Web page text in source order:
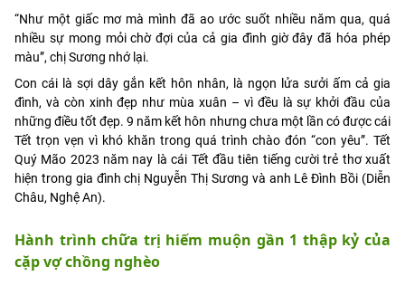
“Như một giấc mơ mà mình đã ao ước suốt nhiều năm qua, quá
nhiều sự mong mỏi chờ đợi của cả gia đình giờ đây đã hóa phép
màu”, chị Sương nhớ lại.
Con cái là sợi dây gắn kết hôn nhân, là ngọn lửa sưởi ấm cả gia
đình, và còn xinh đẹp như mùa xuân – vì đều là sự khởi đầu của
những điều tốt đẹp. 9 năm kết hôn nhưng chưa một lần có được cái
Tết trọn vẹn vì khó khăn trong quá trình chào đón “con yêu”. Tết
Quý Mão 2023 năm nay là cái Tết đầu tiên tiếng cười trẻ thơ xuất
hiện trong gia đình chị Nguyễn Thị Sương và anh Lê Đình Bồi (Diễn
Châu, Nghệ An).
Hành trình chữa trị hiếm muộn gần 1 thập kỷ của
cặp vợ chồng nghèo